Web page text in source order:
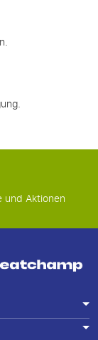
und Aktionen